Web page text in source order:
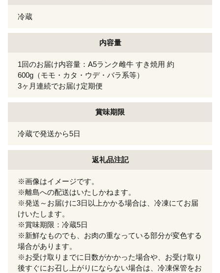
冷蔵
内容量
1回のお届け内容量：A5ランク雌牛 すき焼用 約
600g（モモ・カタ・ウデ・バラ系等）
3ヶ月連続でお届け定期便
賞味期限
冷蔵で発送から5日
返礼品注記
※画像はイメージです。
※離島への配送はいたしかねます。
※発送～お届けに3日以上かかる場合は、冷凍にてお届
けいたします。
※賞味期限：冷蔵5日
※新鮮なものでも、お肉の重なっている部分が変色する
場合があります。
※お受け取りまでに日数がかかった場合や、お受け取り
後すぐにお召し上がりにならない場合は、冷凍保管をお